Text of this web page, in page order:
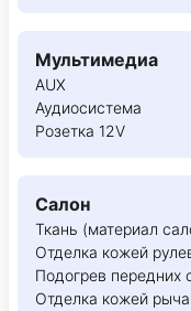
Мультимедиа
AUX
Аудиосистема
Розетка 12V
Салон
Ткань (материал
Отделка кожей
Подогрев передних
Отделка кожей